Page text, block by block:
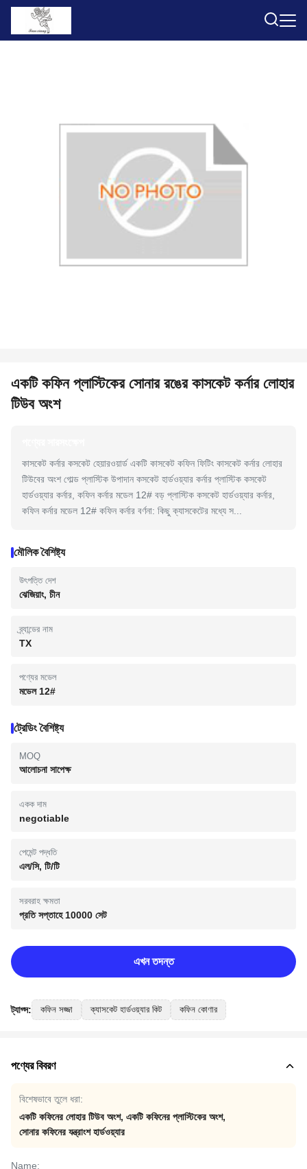
একটি কফিন প্লাস্টিকের সোনার রঙের কাসকেট কর্নার লোহার
টিউব অংশ
কাসকেট কর্নার কসকেট হেয়ারওয়ার্ড একটি কাসকেট কফিন ফিটিং কাসকেট কর্নার লোহার
টিউবের অংশ গোল্ড প্লাস্টিক উপাদান কসকেট হার্ডওয়্যার কর্নার প্লাস্টিক কসকেট
হার্ডওয়্যার কর্নার, কফিন কর্নার মডেল 12# বড় প্লাস্টিক কসকেট হার্ডওয়্যার কর্নার,
কফিন কর্নার মডেল 12# কফিন কর্নার বর্ণনা: কিছু ক্যাসকেটের মধ্যে স...
মৌলিক বৈশিষ্ট্য
উৎপত্তি দেশ
ঝেজিয়াং, চীন
ব্র্যান্ডের নাম
TX
পণ্যের মডেল
মডেল 12#
ট্রেডিং বৈশিষ্ট্য
MOQ
আলোচনা সাপেক্ষ
একক দাম
negotiable
পেমেন্ট পদ্ধতি
এল/সি, টি/টি
সরবরাহ ক্ষমতা
প্রতি সপ্তাহে 10000 সেট
এখন তদন্ত
ট্যাগ্স: কফিন সজ্জা ক্যাসকেট হার্ডওয়্যার কিট কফিন কোণার
পণ্যের বিবরণ
বিশেষভাবে তুলে ধরা:
একটি কফিনের লোহার টিউব অংশ, একটি কফিনের প্লাস্টিকের অংশ,
সোনার কফিনের যন্ত্রাংশ হার্ডওয়্যার
Name: